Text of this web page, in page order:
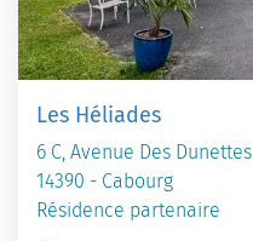
Les Héliades
6 C, Avenue Des Dunettes
14390 - Cabourg
Résidence partenaire